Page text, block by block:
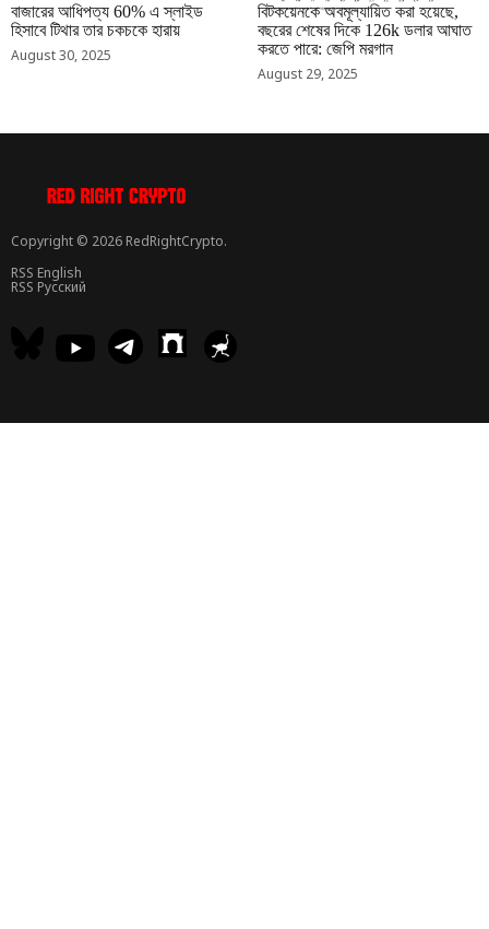
বাজারের আধিপত্য 60% এ স্লাইড
হিসাবে টিথার তার চকচকে হারায়
August 30, 2025
বিটকয়েনকে অবমূল্যায়িত করা হয়েছে,
বছরের শেষের দিকে 126k ডলার আঘাত
করতে পারে: জেপি মরগান
August 29, 2025
Copyright © 2026 RedRightCrypto.
RSS English
RSS Русский